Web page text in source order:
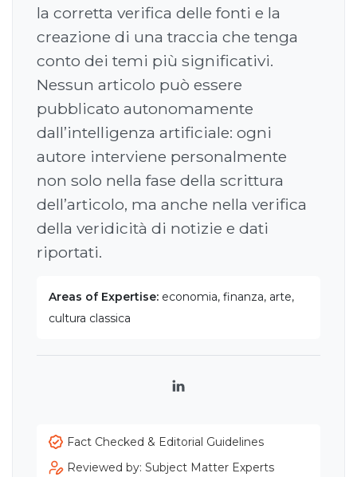
la corretta verifica delle fonti e la
creazione di una traccia che tenga
conto dei temi più significativi.
Nessun articolo può essere
pubblicato autonomamente
dall’intelligenza artificiale: ogni
autore interviene personalmente
non solo nella fase della scrittura
dell’articolo, ma anche nella verifica
della veridicità di notizie e dati
riportati.
Areas of Expertise: economia, finanza, arte,
cultura classica
LinkedIn
Fact Checked & Editorial Guidelines
Reviewed by: Subject Matter Experts